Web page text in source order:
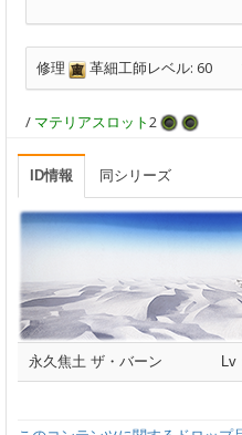
修理 革細工師レベル: 60
/ マテリアスロット2
ID情報 同シリーズ
永久焦土 ザ・バーン Lv